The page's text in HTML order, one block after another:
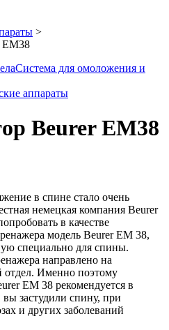
>
EM38
Система для омоложения и
аппараты
Beurer EM38
в спине стало очень
немецкая компания Beurer
в качестве
модель Beurer EM 38,
специально для спины.
направлено на
отдел. Именно поэтому
EM 38 рекомендуется в
вы застудили спину, при
и других заболеваний